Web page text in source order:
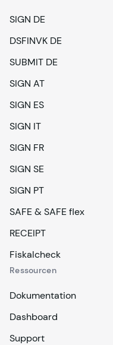
SIGN DE
DSFINVK DE
SUBMIT DE
SIGN AT
SIGN ES
SIGN IT
SIGN FR
SIGN SE
SIGN PT
SAFE & SAFE flex
RECEIPT
Fiskalcheck
Ressourcen
Dokumentation
Dashboard
Support